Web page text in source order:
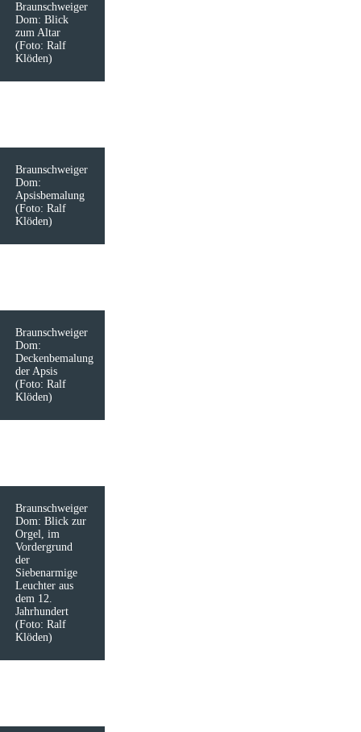
Braunschweiger
Dom: Blick
zum Altar
(Foto: Ralf
Klöden)
Braunschweiger
Dom:
Apsisbemalung
(Foto: Ralf
Klöden)
Braunschweiger
Dom:
Deckenbemalung
der Apsis
(Foto: Ralf
Klöden)
Braunschweiger
Dom: Blick zur
Orgel, im
Vordergrund
der
Siebenarmige
Leuchter aus
dem 12.
Jahrhundert
(Foto: Ralf
Klöden)